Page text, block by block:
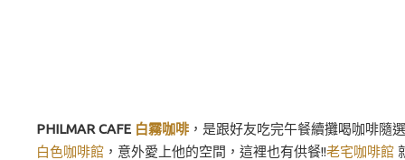
PHILMAR CAFE 白霧咖啡 ，是跟好友吃完午餐續攤喝咖啡隨
白色咖啡館 ，意外愛上他的空間，這裡也有供餐!!老宅咖啡館